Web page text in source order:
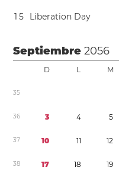
1 5 Liberation Day
Septiembre2056
D L M
35
36 3 4 5
37 10 11 12
38 17 18 19